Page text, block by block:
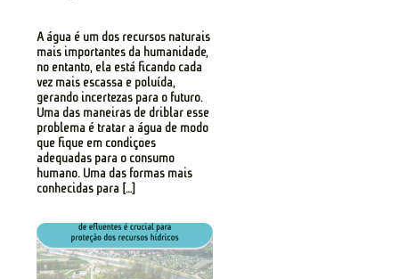
A água é um dos recursos naturais
mais importantes da humanidade,
no entanto, ela está ficando cada
vez mais escassa e poluída,
gerando incertezas para o futuro.
Uma das maneiras de driblar esse
problema é tratar a água de modo
que fique em condições
adequadas para o consumo
humano. Uma das formas mais
conhecidas para […]